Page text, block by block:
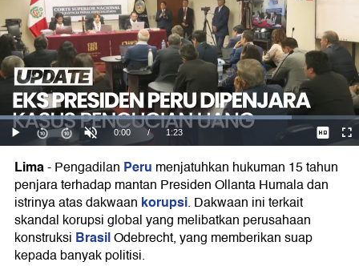
Lima-Pengadilan Peru menjatuhkan hukuman 15 tahun
penjara terhadap mantan Presiden Ollanta Humala dan
istrinya atas dakwaan korupsi. Dakwaan ini terkait
skandal korupsi global yang melibatkan perusahaan
konstruksi BrasilOdebrecht, yang memberikan suap
kepada banyak politisi.